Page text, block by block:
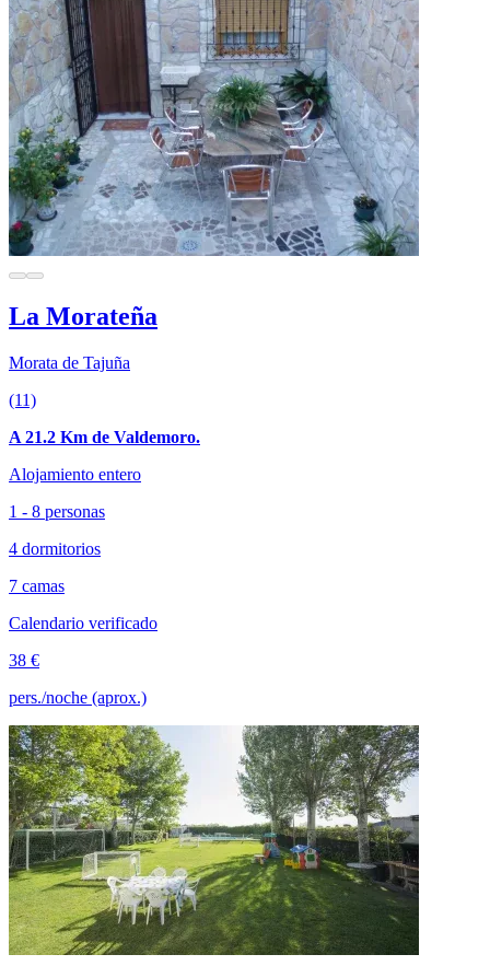
La Morateña
Morata de Tajuña
(11)
A 21.2 Km de Valdemoro.
Alojamiento entero
1 - 8 personas
4 dormitorios
7 camas
Calendario verificado
38 €
pers./noche (aprox.)